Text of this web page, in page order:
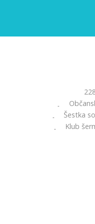
-
-
Šestka
-
Klub